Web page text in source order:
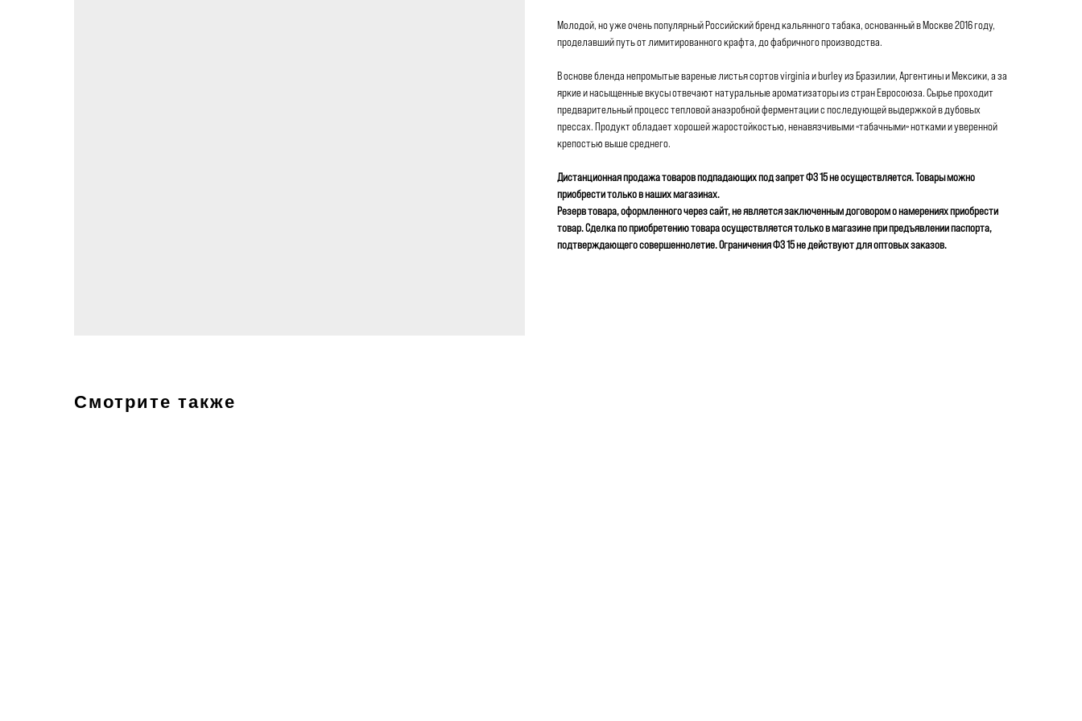
Молодой, но уже очень популярный Российский бренд кальянного табака, основанный в Москве 2016 году,
проделавший путь от лимитированного крафта, до фабричного производства.
В основе бленда непромытые вареные листья сортов virginia и burley из Бразилии, Аргентины и Мексики, а за
яркие и насыщенные вкусы отвечают натуральные ароматизаторы из стран Евросоюза. Сырье проходит
предварительный процесс тепловой анаэробной ферментации с последующей выдержкой в дубовых
прессах. Продукт обладает хорошей жаростойкостью, ненавязчивыми «табачными» нотками и уверенной
крепостью выше среднего.
Дистанционная продажа товаров подпадающих под запрет ФЗ 15 не осуществляется. Товары можно
приобрести только в наших магазинах.
Резерв товара, оформленного через сайт, не является заключенным договором о намерениях приобрести
товар. Сделка по приобретению товара осуществляется только в магазине при предъявлении паспорта,
подтверждающего совершеннолетие. Ограничения ФЗ 15 не действуют для оптовых заказов.
Смотрите также